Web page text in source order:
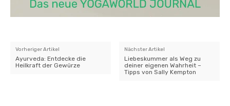
Vorheriger Artikel
Ayurveda: Entdecke die
Heilkraft der Gewürze
Nächster Artikel
Liebeskummer als Weg zu
deiner eigenen Wahrheit –
Tipps von Sally Kempton